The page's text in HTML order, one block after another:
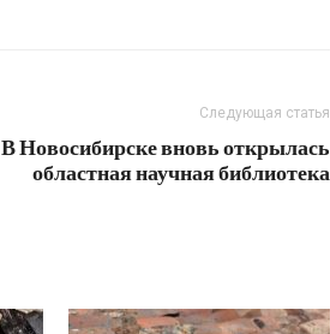
Следующая статья
В Новосибирске вновь открылась
областная научная библиотека